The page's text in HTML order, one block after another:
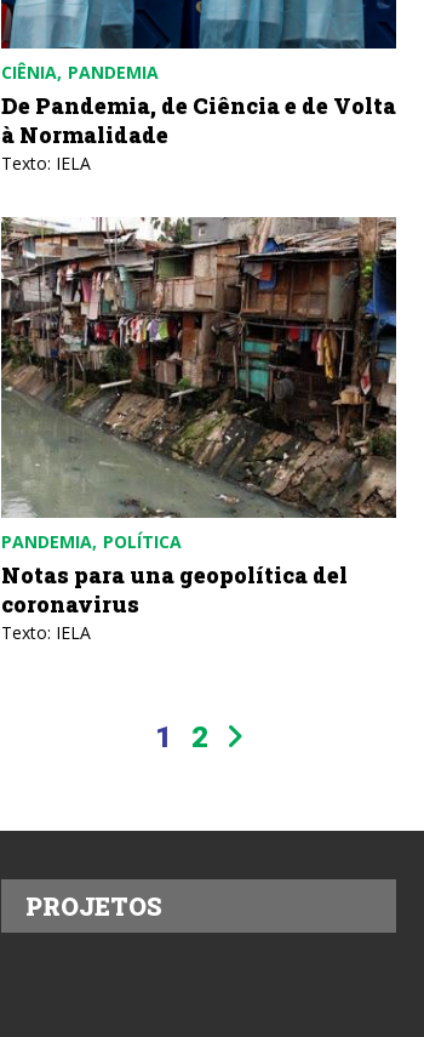
CIÊNIA PANDEMIA
De Pandemia, de Ciência e de Volta
à Normalidade
Texto: IELA
PANDEMIA POLÍTICA
Notas para una geopolítica del
coronavirus
Texto: IELA
1 2
PROJETOS